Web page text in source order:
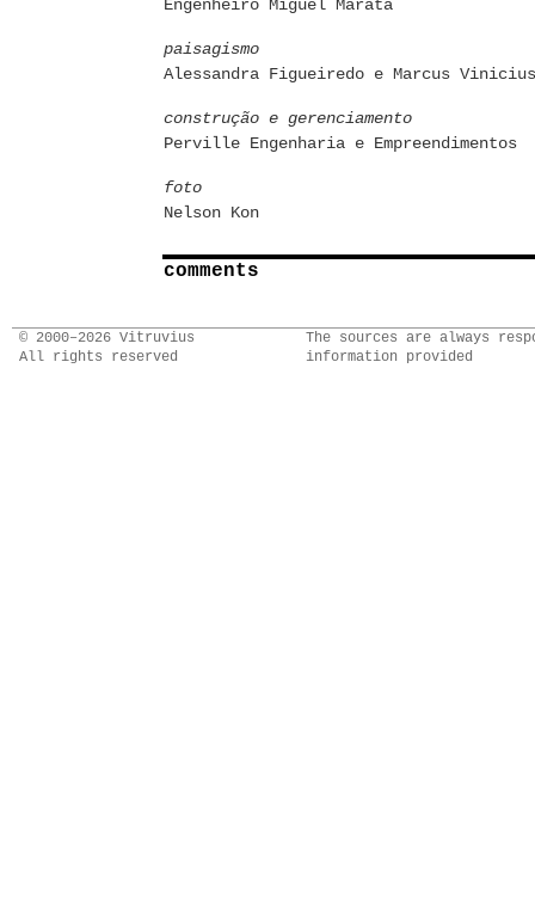
Engenheiro Miguel Marata
paisagismo
Alessandra Figueiredo e Marcus
construção e gerenciamento
Perville Engenharia e Empreendimentos
foto
Nelson Kon
comments
© 2000–2026 Vitruvius
All rights reserved
The sources are always
information provided